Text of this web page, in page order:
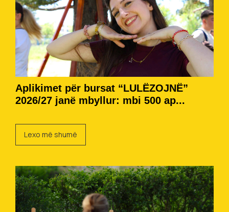
Aplikimet për bursat “LULËZOJNË”
2026/27 janë mbyllur: mbi 500 ap...
Lexo më shumë